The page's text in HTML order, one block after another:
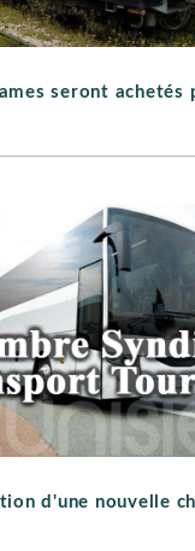
seront achetés
d'une nouvelle